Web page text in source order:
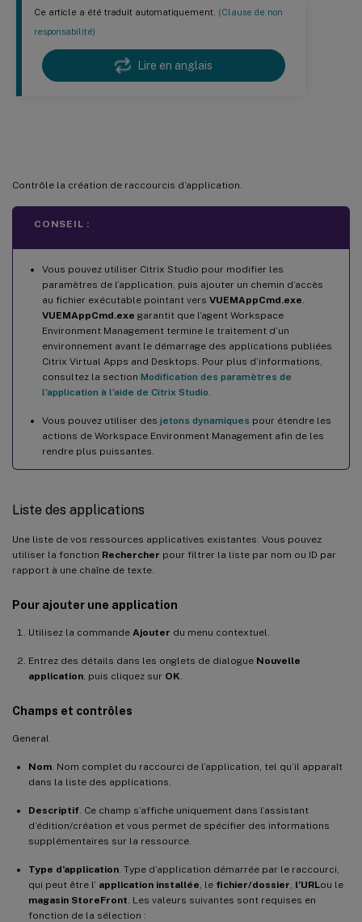
Ce article a été traduit automatiquement. (Clause de non
responsabilité)
Lire en anglais
Contrôle la création de raccourcis d’application.
CONSEIL :
Vous pouvez utiliser Citrix Studio pour modifier les
paramètres de l’application, puis ajouter un chemin d’accès
au fichier exécutable pointant vers VUEMAppCmd.exe
VUEMAppCmd.exe garantit que l’agent Workspace
Environment Management termine le traitement d’un
environnement avant le démarrage des applications publiées
Citrix Virtual Apps and Desktops. Pour plus d’informations,
consultez la section Modification des paramètres de
l’application à l’aide de Citrix Studio
Vous pouvez utiliser des jetons dynamiques pour étendre les
actions de Workspace Environment Management afin de les
rendre plus puissantes.
Liste des applications
Une liste de vos ressources applicatives existantes. Vous pouvez
utiliser la fonction Rechercher pour filtrer la liste par nom ou ID par
rapport à une chaîne de texte.
Pour ajouter une application
Utilisez la commande Ajouter du menu contextuel.
Entrez des détails dans les onglets de dialogue Nouvelle
application , puis cliquez sur OK
Champs et contrôles
General
Nom . Nom complet du raccourci de l’application, tel qu’il apparaît
dans la liste des applications.
Descriptif . Ce champ s’affiche uniquement dans l’assistant
d’édition/création et vous permet de spécifier des informations
supplémentaires sur la ressource.
Type d’application . Type d’application démarrée par le raccourci,
qui peut être l’ application installée , le fichier/dossier l’URLou le
magasin StoreFront . Les valeurs suivantes sont requises en
fonction de la sélection :